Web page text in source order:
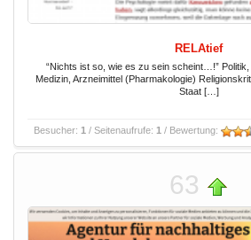
RELAtief
“Nichts ist so, wie es zu sein scheint…!” Politik,
Medizin, Arzneimittel (Pharmakologie)
Staat […]
Besucher: 1 / Seitenaufrufe: 1 / Bewertung:
63